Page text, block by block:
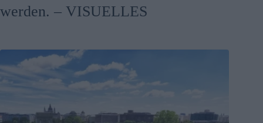
werden. – VISUELLES